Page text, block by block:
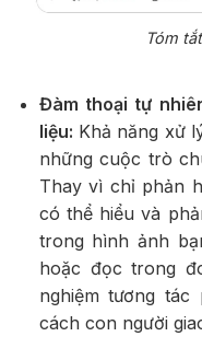
Tóm
Đàm thoại tự
liệu: Khả năng xử
những cuộc trò
Thay vì chỉ phản
có thể hiểu và
trong hình ảnh
hoặc đọc trong
nghiệm tương
cách con người